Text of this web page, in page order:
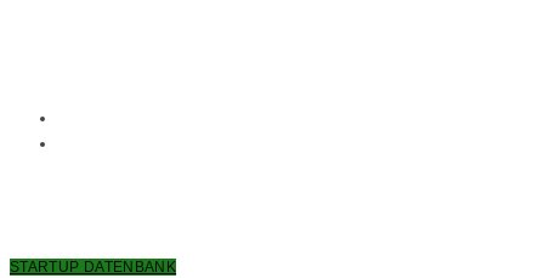
STARTUP DATENBANK